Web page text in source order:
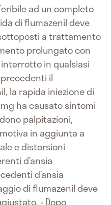
ad un completo
di flumazenil deve
a trattamento
prolungato con
in qualsiasi
il
la rapida iniezione di
ha causato sintomi
palpitazioni,
in aggiunta a
e distorsioni
d’ansia
d’ansia
di flumazenil deve
- Dopo